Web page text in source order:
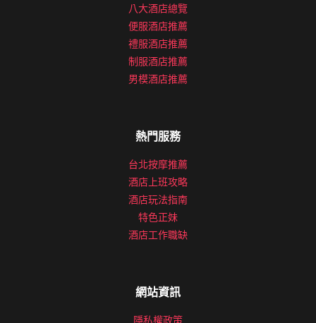
八大酒店總覽
便服酒店推薦
禮服酒店推薦
制服酒店推薦
男模酒店推薦
熱門服務
台北按摩推薦
酒店上班攻略
酒店玩法指南
特色正妹
酒店工作職缺
網站資訊
隱私權政策